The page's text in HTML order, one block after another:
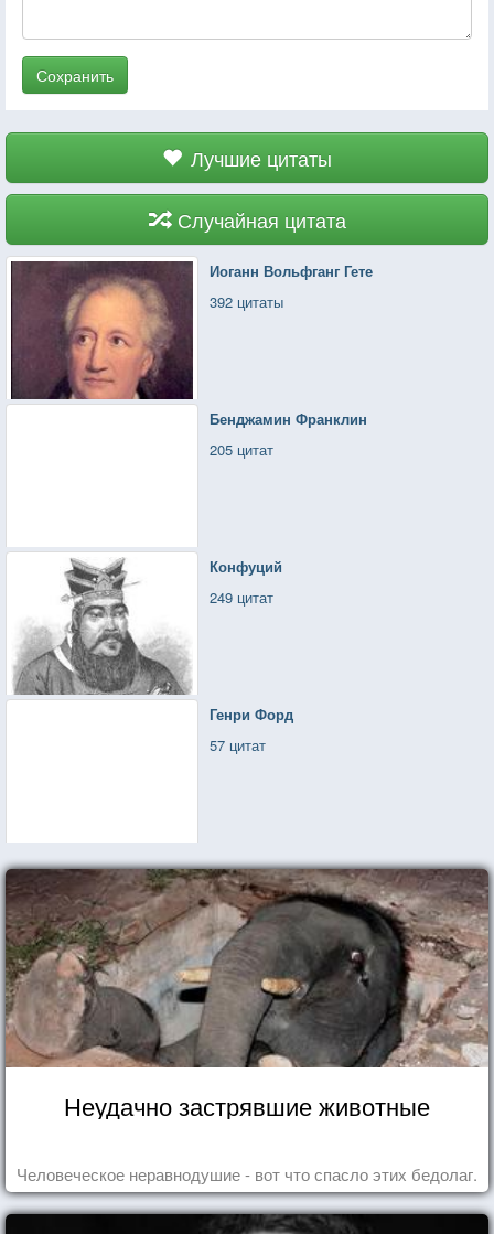
Сохранить
Лучшие цитаты
Случайная цитата
Иоганн Вольфганг Гете
392 цитаты
Бенджамин Франклин
205 цитат
Конфуций
249 цитат
Генри Форд
57 цитат
Неудачно застрявшие животные
Человеческое неравнодушие - вот что спасло этих бедолаг.